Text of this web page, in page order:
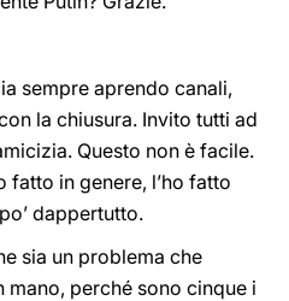
sempre aprendo canali,
la chiusura. Invito tutti ad
Questo non è facile.
fatto in genere, l’ho fatto
dappertutto.
sia un problema che
mano, perché sono cinque i